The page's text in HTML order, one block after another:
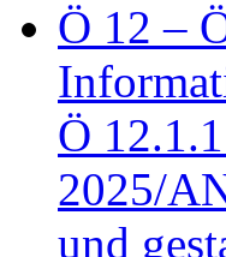
Ö 12 –
Ö
2025/
und